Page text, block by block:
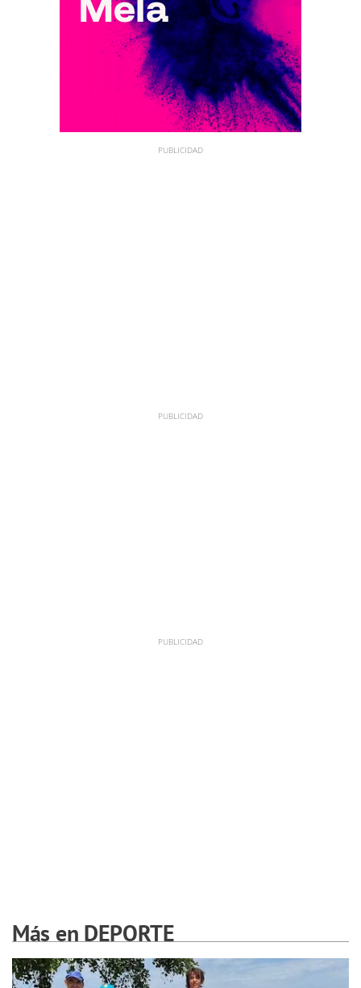
Más en DEPORTE